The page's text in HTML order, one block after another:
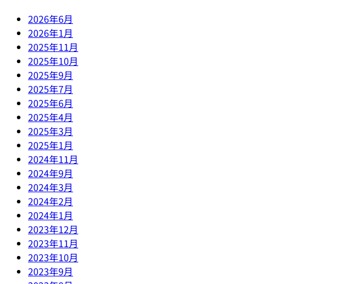
2026年6月
2026年1月
2025年11月
2025年10月
2025年9月
2025年7月
2025年6月
2025年4月
2025年3月
2025年1月
2024年11月
2024年9月
2024年3月
2024年2月
2024年1月
2023年12月
2023年11月
2023年10月
2023年9月